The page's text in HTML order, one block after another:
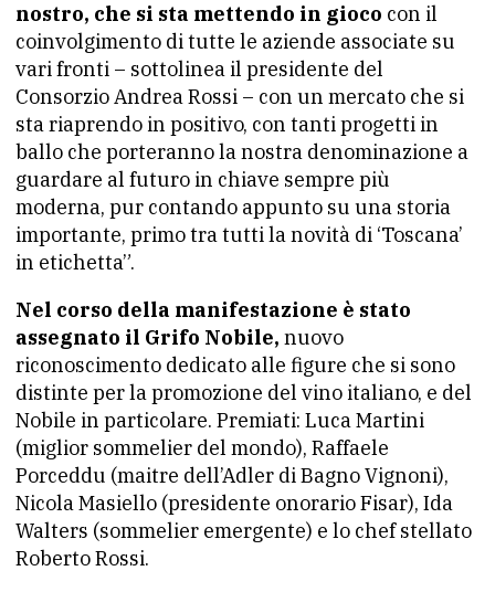
nostro, che si sta mettendo in gioco con il
coinvolgimento di tutte le aziende associate su
vari fronti – sottolinea il presidente del
Consorzio Andrea Rossi – con un mercato che si
sta riaprendo in positivo, con tanti progetti in
ballo che porteranno la nostra denominazione a
guardare al futuro in chiave sempre più
moderna, pur contando appunto su una storia
importante, primo tra tutti la novità di ‘Toscana’
in etichetta”.
Nel corso della manifestazione è stato
assegnato il Grifo Nobile, nuovo
riconoscimento dedicato alle figure che si sono
distinte per la promozione del vino italiano, e del
Nobile in particolare. Premiati: Luca Martini
(miglior sommelier del mondo), Raffaele
Porceddu (maitre dell’Adler di Bagno Vignoni),
Nicola Masiello (presidente onorario Fisar), Ida
Walters (sommelier emergente) e lo chef stellato
Roberto Rossi.